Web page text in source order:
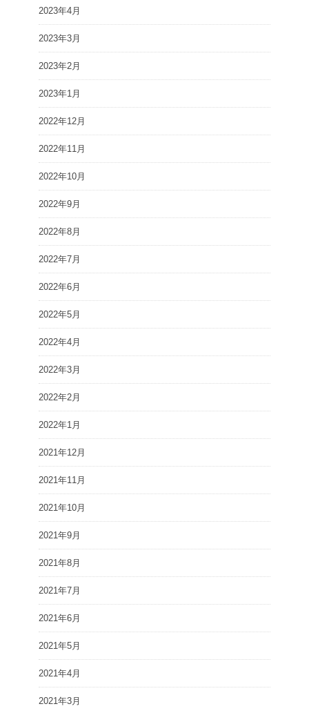
2023年4月
2023年3月
2023年2月
2023年1月
2022年12月
2022年11月
2022年10月
2022年9月
2022年8月
2022年7月
2022年6月
2022年5月
2022年4月
2022年3月
2022年2月
2022年1月
2021年12月
2021年11月
2021年10月
2021年9月
2021年8月
2021年7月
2021年6月
2021年5月
2021年4月
2021年3月